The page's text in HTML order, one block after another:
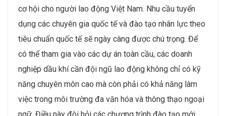
Trong bối cảnh quốc tế hóa, các doanh nghiệp VBW10
ngành Năng lượng – Chế biến – Chế tạo cũng chú
trọng đến việc đa dạng hóa lực lượng lao động, đảm
bảo sự công bằng và hòa nhập trong môi trường làm
việc. Dù tỷ lệ lao động nam hiện đang chiếm ưu thế,
các doanh nghiệp VBW10 đang nỗ lực cải thiện sự cân
bằng giới tính, khuyến khích phụ nữ tham gia vào các